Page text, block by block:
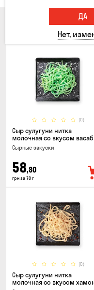
СЫРНЫЕ
(0)
Сыр сулугуни нитка
молочная со вкусом
Cырные закуски
58,80
грн за 70 г
(0)
Сыр сулугуни нитка
молочная со вкусом
ДА
Нет,